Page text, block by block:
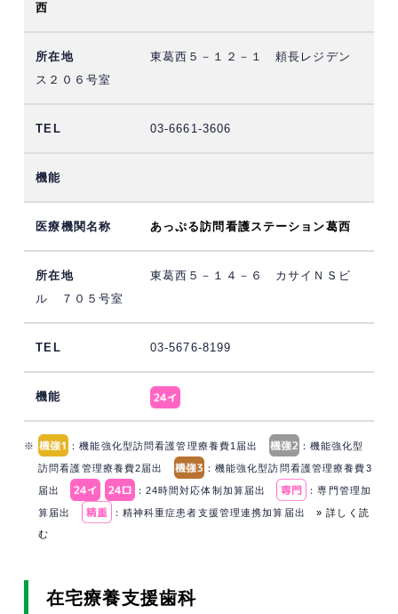
西
東葛西５－１２－１ 頼長レジデン
ス２０６号室
03-6661-3606
あっぷる訪問看護ステーション葛西
東葛西５－１４－６ カサイＮＳビ
ル ７０５号室
03-5676-8199
※ ：機能強化型訪問看護管理療養費1届出 ：機能強化型
訪問看護管理療養費2届出 ：機能強化型訪問看護管理療養費3
届出 ：24時間対応体制加算届出 ：専門管理加
算届出 ：精神科重症患者支援管理連携加算届出 » 詳しく読
む
在宅療養支援歯科